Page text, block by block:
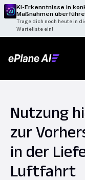
KI-Erkenntnisse in
Maßnahmen
Trage dich noch heute in
Warteliste ein!
Nutzung
zur
in der
Luftfahrt